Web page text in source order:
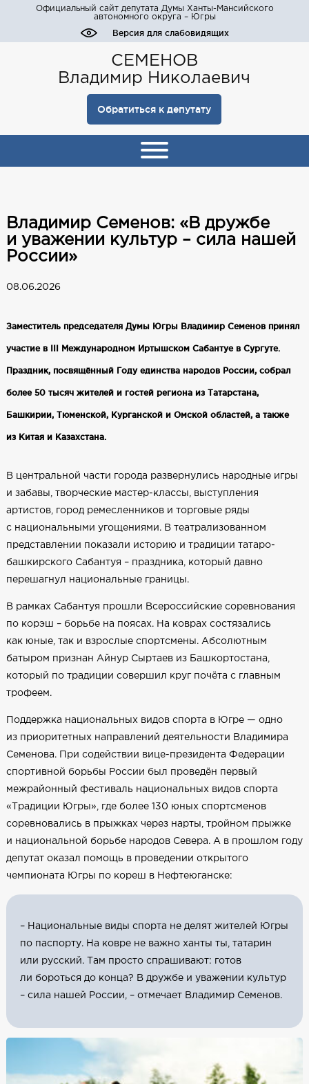
Официальный сайт депутата Думы Ханты-Мансийского
автономного округа – Югры
Версия для слабовидящих
СЕМЕНОВ
Владимир Николаевич
Обратиться к депутату
Владимир Семенов: «В дружбе
и уважении культур – сила нашей
России»
08.06.2026
Заместитель председателя Думы Югры Владимир Семенов принял
участие в III Международном Иртышском Сабантуе в Сургуте.
Праздник, посвящённый Году единства народов России, собрал
более 50 тысяч жителей и гостей региона из Татарстана,
Башкирии, Тюменской, Курганской и Омской областей, а также
из Китая и Казахстана.
В центральной части города развернулись народные игры
и забавы, творческие мастер-классы, выступления
артистов, город ремесленников и торговые ряды
с национальными угощениями. В театрализованном
представлении показали историю и традиции татаро-
башкирского Сабантуя – праздника, который давно
перешагнул национальные границы.
В рамках Сабантуя прошли Всероссийские соревнования
по корэш – борьбе на поясах. На коврах состязались
как юные, так и взрослые спортсмены. Абсолютным
батыром признан Айнур Сыртаев из Башкортостана,
который по традиции совершил круг почёта с главным
трофеем.
Поддержка национальных видов спорта в Югре — одно
из приоритетных направлений деятельности Владимира
Семенова. При содействии вице-президента Федерации
спортивной борьбы России был проведён первый
межрайонный фестиваль национальных видов спорта
«Традиции Югры», где более 130 юных спортсменов
соревновались в прыжках через нарты, тройном прыжке
и национальной борьбе народов Севера. А в прошлом году
депутат оказал помощь в проведении открытого
чемпионата Югры по кореш в Нефтеюганске:
– Национальные виды спорта не делят жителей Югры
по паспорту. На ковре не важно ханты ты, татарин
или русский. Там просто спрашивают: готов
ли бороться до конца? В дружбе и уважении культур
– сила нашей России, – отмечает Владимир Семенов.